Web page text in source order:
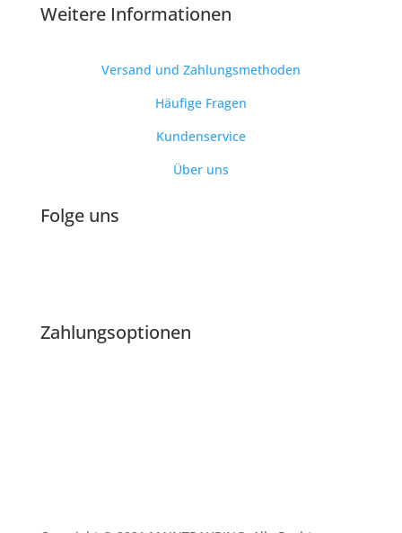
Weitere Informationen
Versand und Zahlungsmethoden
Häufige Fragen
Kundenservice
Über uns
Folge uns
Zahlungsoptionen